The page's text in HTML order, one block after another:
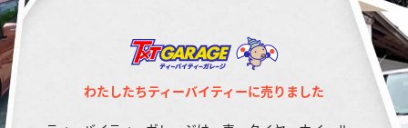
わたしたちティーバイティーに売りました